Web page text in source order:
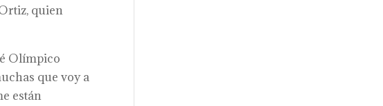
quien
Olímpico
que voy a
están